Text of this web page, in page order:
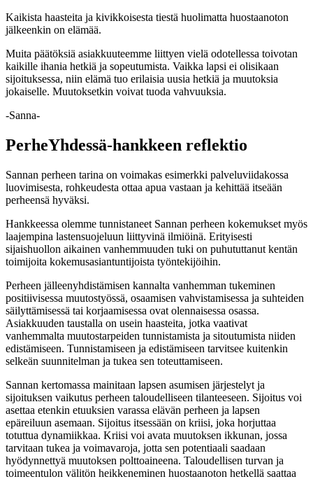
Kaikista haasteita ja kivikkoisesta tiestä huolimatta huostaanoton
jälkeenkin on elämää.
Muita päätöksiä asiakkuuteemme liittyen vielä odotellessa toivotan
kaikille ihania hetkiä ja sopeutumista. Vaikka lapsi ei olisikaan
sijoituksessa, niin elämä tuo erilaisia uusia hetkiä ja muutoksia
jokaiselle. Muutoksetkin voivat tuoda vahvuuksia.
-Sanna-
PerheYhdessä-hankkeen reflektio
Sannan perheen tarina on voimakas esimerkki palveluviidakossa
luovimisesta, rohkeudesta ottaa apua vastaan ja kehittää itseään
perheensä hyväksi.
Hankkeessa olemme tunnistaneet Sannan perheen kokemukset myös
laajempina lastensuojeluun liittyvinä ilmiöinä. Erityisesti
sijaishuollon aikainen vanhemmuuden tuki on puhututtanut kentän
toimijoita kokemusasiantuntijoista työntekijöihin.
Perheen jälleenyhdistämisen kannalta vanhemman tukeminen
positiivisessa muutostyössä, osaamisen vahvistamisessa ja suhteiden
säilyttämisessä tai korjaamisessa ovat olennaisessa osassa.
Asiakkuuden taustalla on usein haasteita, jotka vaativat
vanhemmalta muutostarpeiden tunnistamista ja sitoutumista niiden
edistämiseen. Tunnistamiseen ja edistämiseen tarvitsee kuitenkin
selkeän suunnitelman ja tukea sen toteuttamiseen.
Sannan kertomassa mainitaan lapsen asumisen järjestelyt ja
sijoituksen vaikutus perheen taloudelliseen tilanteeseen. Sijoitus voi
asettaa etenkin etuuksien varassa elävän perheen ja lapsen
epäreiluun asemaan. Sijoitus itsessään on kriisi, joka horjuttaa
totuttua dynamiikkaa. Kriisi voi avata muutoksen ikkunan, jossa
tarvitaan tukea ja voimavaroja, jotta sen potentiaali saadaan
hyödynnettyä muutoksen polttoaineena. Taloudellisen turvan ja
toimeentulon välitön heikkeneminen huostaanoton hetkellä saattaa